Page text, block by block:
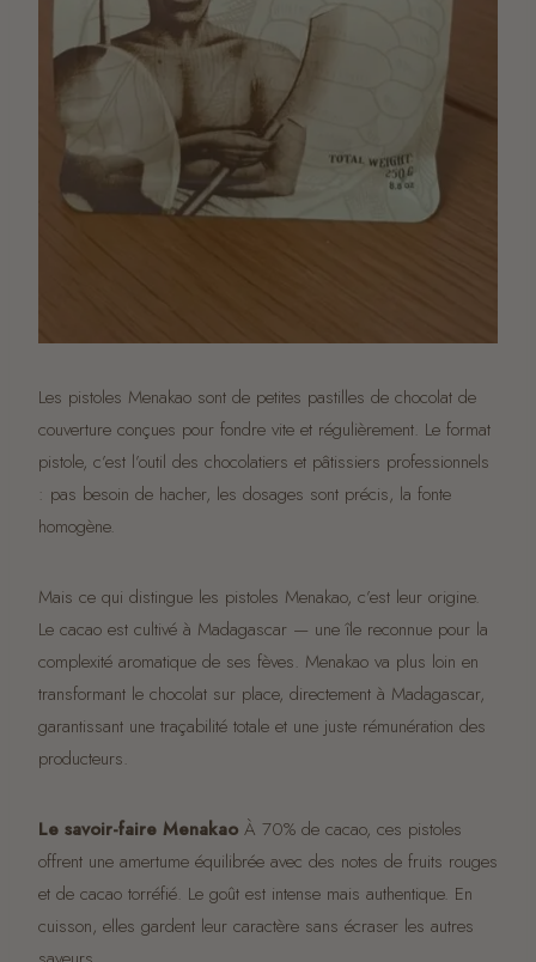
Les pistoles Menakao sont de petites pastilles de chocolat de
couverture conçues pour fondre vite et régulièrement. Le format
pistole, c’est l’outil des chocolatiers et pâtissiers professionnels
: pas besoin de hacher, les dosages sont précis, la fonte
homogène.
Mais ce qui distingue les pistoles Menakao, c’est leur origine.
Le cacao est cultivé à Madagascar — une île reconnue pour la
complexité aromatique de ses fèves. Menakao va plus loin en
transformant le chocolat sur place, directement à Madagascar,
garantissant une traçabilité totale et une juste rémunération des
producteurs.
Le savoir-faire Menakao À 70% de cacao, ces pistoles
offrent une amertume équilibrée avec des notes de fruits rouges
et de cacao torréfié. Le goût est intense mais authentique. En
cuisson, elles gardent leur caractère sans écraser les autres